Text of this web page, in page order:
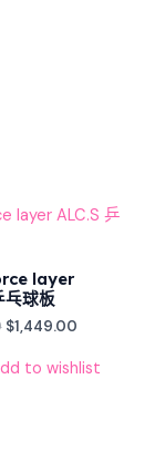
layer
乓球板
Original
price
$1,449.00
Current
to wishlist